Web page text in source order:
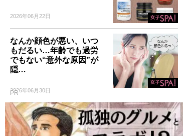
2026年06月22日
なんか顔色が悪い、いつ
もだるい…年齢でも過労
でもない“意外な原因”が
隠…
2026年06月30日
PR